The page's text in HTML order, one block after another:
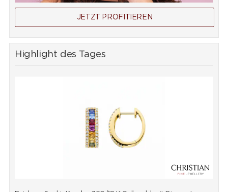
JETZT PROFITIEREN
Highlight des Tages